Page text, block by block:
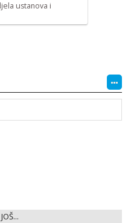
ustanova i